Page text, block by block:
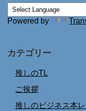
Powered by
カテゴリー
推しのTL
ご挨拶
推しのビジネス本